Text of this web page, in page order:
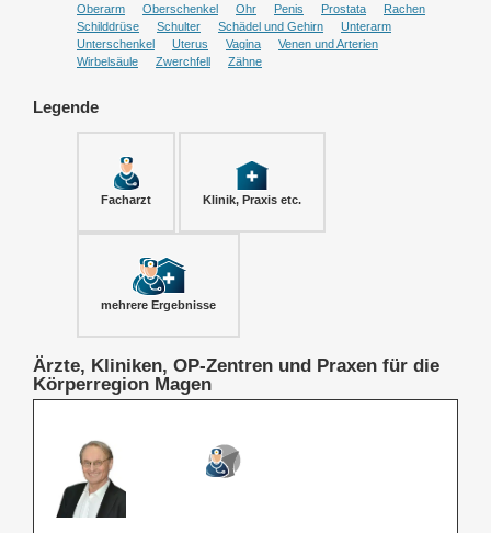
Oberarm
Oberschenkel Ohr Penis Prostata
Rachen
Schilddrüse
Schulter Schädel und Gehirn
Unterarm
Unterschenkel
Uterus Vagina
Venen und Arterien
Wirbelsäule
Zwerchfell Zähne
Legende
Facharzt Klinik, Praxis etc.
mehrere Ergebnisse
Ärzte, Kliniken, OP-Zentren und Praxen für die
Körperregion Magen